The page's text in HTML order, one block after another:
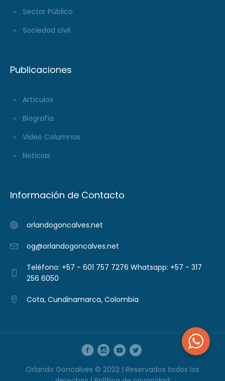
Sector Público
Sociedad civil
Publicaciones
Artículos
Biografía
Video Columnas
Noticias
Información de Contacto
orlandogoncalves.net
og@orlandogoncalves.net
Teléfono: +57 - 601 757 7276 Whatsapp: +57 - 317
256 6050
Cota, Cundinamarca, Colombia
Orlando Goncalves © 2023 | Reservados todos los